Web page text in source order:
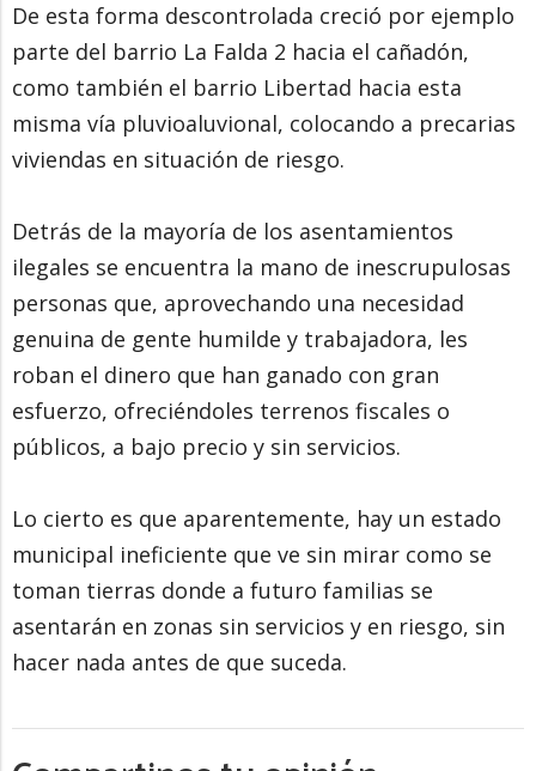
De esta forma descontrolada creció por ejemplo
parte del barrio La Falda 2 hacia el cañadón,
como también el barrio Libertad hacia esta
misma vía pluvioaluvional, colocando a precarias
viviendas en situación de riesgo.
Detrás de la mayoría de los asentamientos
ilegales se encuentra la mano de inescrupulosas
personas que, aprovechando una necesidad
genuina de gente humilde y trabajadora, les
roban el dinero que han ganado con gran
esfuerzo, ofreciéndoles terrenos fiscales o
públicos, a bajo precio y sin servicios.
Lo cierto es que aparentemente, hay un estado
municipal ineficiente que ve sin mirar como se
toman tierras donde a futuro familias se
asentarán en zonas sin servicios y en riesgo, sin
hacer nada antes de que suceda.